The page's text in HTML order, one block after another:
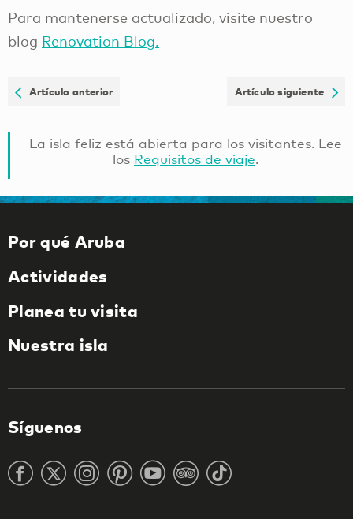
Para mantenerse actualizado, visite nuestro
blog Renovation Blog.
Artículo anterior Artículo siguiente
La isla feliz está abierta para los visitantes. Lee
los Requisitos de viaje.
Por qué Aruba
Actividades
Planea tu visita
Nuestra isla
Síguenos